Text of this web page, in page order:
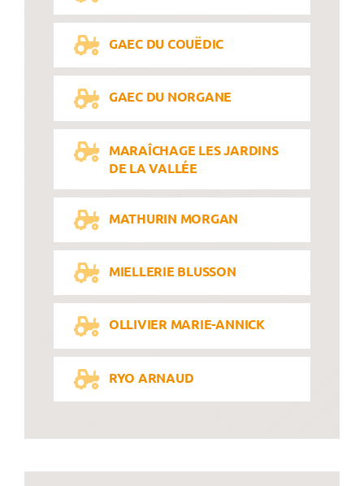
GAEC DU COUËDIC
GAEC DU NORGANE
MARAÎCHAGE LES JARDINS
DE LA VALLÉE
MATHURIN MORGAN
MIELLERIE BLUSSON
OLLIVIER MARIE-ANNICK
RYO ARNAUD